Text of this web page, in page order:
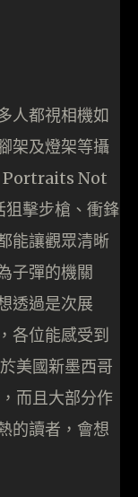
人都視相機如
架及燈架等攝
Portraits Not
擊步槍、衝鋒
能讓觀眾清晰
子彈的機關
透過是次展
各位能感受到
美國新墨西哥
而且大部分作
的讀者，會想